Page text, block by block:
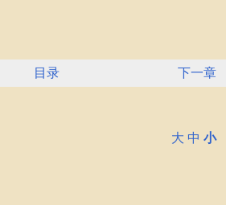
目录 下一章
大 中 小